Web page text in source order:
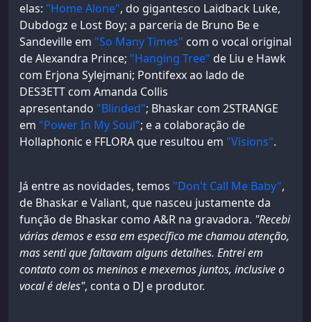
elas: "Home Alone", do gigantesco Laidback Luke,
Dubdogz e Lost Boy; a parceria de Bruno Be e
Sandeville em "So Many Times" com o vocal original
de Alexandra Prince; "Hanging Tree" de Liu e Hawk
com Erjona Sylejmani; Pontifexx ao lado de
DES3ETT com Amanda Collis
apresentando "Blinded"; Bhaskar com 2STRANGE
em "Power In My Soul"; e a colaboração de
Hollaphonic e FFLORA que resultou em "Visions".
Já entre as novidades, temos "Don't Call Me Baby",
de Bhaskar e Valiant, que nasceu justamente da
função de Bhaskar como A&R na gravadora. "Recebi
várias demos e essa em específico me chamou atenção,
mas senti que faltavam alguns detalhes. Entrei em
contato com os meninos e mexemos juntos, inclusive o
vocal é deles", conta o DJ e produtor.